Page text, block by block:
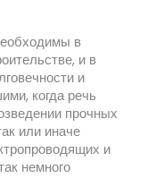
в
и в
и
когда речь
прочных
или иначе
и
немного